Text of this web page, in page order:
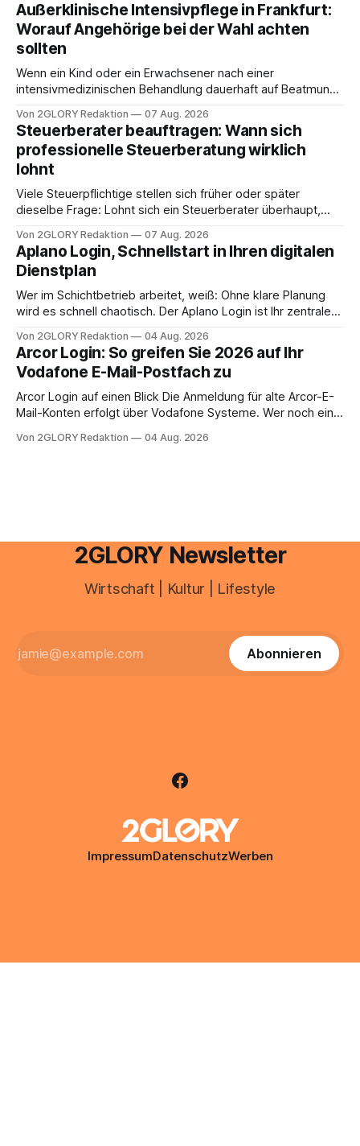
Außerklinische Intensivpflege in Frankfurt:
Worauf Angehörige bei der Wahl achten
sollten
Wenn ein Kind oder ein Erwachsener nach einer
intensivmedizinischen Behandlung dauerhaft auf Beatmung
angewiesen ist, stellt sich für Familien eine schwierige
Frage: Muss die Versorgung dauerhaft in der Klinik bleiben –
oder ist ein Leben zu Hause möglich? Die außerklinische
Intensivpflege bietet genau diese Alternative: Sie
Von 2GLORY Redaktion 07 Aug. 2026
Steuerberater beauftragen: Wann sich
professionelle Steuerberatung wirklich
lohnt
Viele Steuerpflichtige stellen sich früher oder später
dieselbe Frage: Lohnt sich ein Steuerberater überhaupt,
erledigen? Die kurze Antwort: Bei einfachen
Einkommensverhältnissen reicht häufig eine Steuersoftware
aus – sobald jedoch mehrere Einkunftsarten
zusammentreffen oder größere finanzielle Veränderungen
anstehen, zahlt sich professionelle Unterstützung meist
Von 2GLORY Redaktion 07 Aug. 2026
Aplano Login, Schnellstart in Ihren digitalen
Dienstplan
Wer im Schichtbetrieb arbeitet, weiß: Ohne klare Planung
wird es schnell chaotisch. Der Aplano Login ist Ihr zentraler
abwesenheiten und die gesamte kommunikation rund um
Ihr personal digital zu organisieren. In diesem Leitfaden
erfahren Sie alles, was Sie für einen reibungslosen Einstieg
brauchen, von der Registrierung
Von 2GLORY Redaktion 04 Aug. 2026
Arcor Login: So greifen Sie 2026 auf Ihr
Vodafone E-Mail-Postfach zu
Arcor Login auf einen Blick Die Anmeldung für alte Arcor-E-
Mail-Konten erfolgt über Vodafone Systeme. Wer noch eine
besitzt, loggt sich heute über das Vodafone E-Mail & Cloud
Von 2GLORY Redaktion 04 Aug. 2026
2GLORY Newsletter
Wirtschaft | Kultur | Lifestyle
Abonnieren
ImpressumDatenschutzWerben